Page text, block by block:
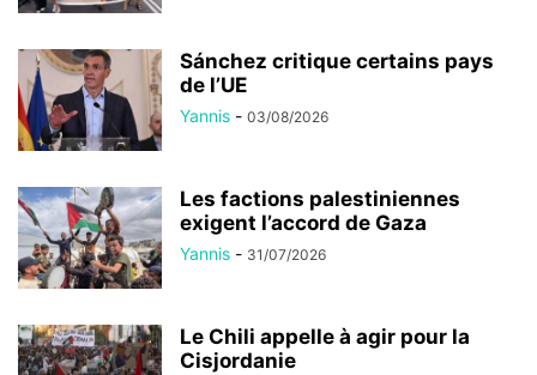
Sánchez critique certains pays
de l’UE
Yannis - 03/08/2026
Les factions palestiniennes
exigent l’accord de Gaza
Yannis - 31/07/2026
Le Chili appelle à agir pour la
Cisjordanie